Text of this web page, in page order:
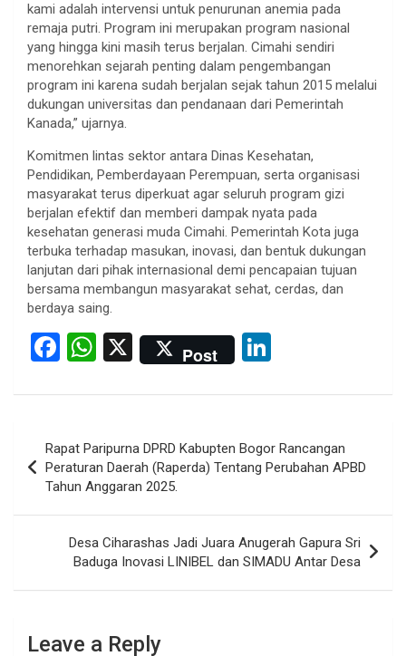
kami adalah intervensi untuk penurunan anemia pada
remaja putri. Program ini merupakan program nasional
yang hingga kini masih terus berjalan. Cimahi sendiri
menorehkan sejarah penting dalam pengembangan
program ini karena sudah berjalan sejak tahun 2015 melalui
dukungan universitas dan pendanaan dari Pemerintah
Kanada,” ujarnya.
Komitmen lintas sektor antara Dinas Kesehatan,
Pendidikan, Pemberdayaan Perempuan, serta organisasi
masyarakat terus diperkuat agar seluruh program gizi
berjalan efektif dan memberi dampak nyata pada
kesehatan generasi muda Cimahi. Pemerintah Kota juga
terbuka terhadap masukan, inovasi, dan bentuk dukungan
lanjutan dari pihak internasional demi pencapaian tujuan
bersama membangun masyarakat sehat, cerdas, dan
berdaya saing.
F
ce
o
o
k
W
at
s
A
p
p
X Post
ke
dI
n
navigation
Rapat Paripurna DPRD Kabupten Bogor Rancangan
Peraturan Daerah (Raperda) Tentang Perubahan APBD
Tahun Anggaran 2025.
Desa Ciharashas Jadi Juara Anugerah Gapura Sri
Baduga Inovasi LINIBEL dan SIMADU Antar Desa
Leave a Reply